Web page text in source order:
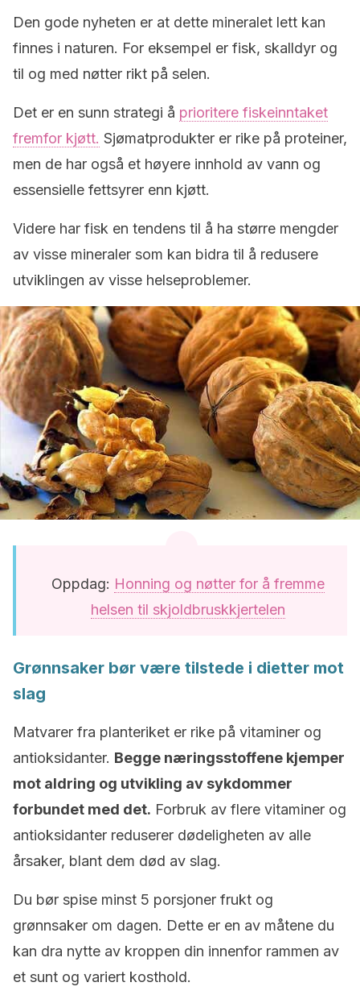
Den gode nyheten er at dette mineralet lett kan
finnes i naturen. For eksempel er fisk, skalldyr og
til og med nøtter rikt på selen.
Det er en sunn strategi å prioritere fiskeinntaket
fremfor kjøtt. Sjømatprodukter er rike på proteiner,
men de har også et høyere innhold av vann og
essensielle fettsyrer enn kjøtt.
Videre har fisk en tendens til å ha større mengder
av visse mineraler som kan bidra til å redusere
utviklingen av visse helseproblemer.
Oppdag: Honning og nøtter for å fremme
helsen til skjoldbruskkjertelen
Grønnsaker bør være tilstede i dietter mot
slag
Matvarer fra planteriket er rike på vitaminer og
antioksidanter. Begge næringsstoffene kjemper
mot aldring og utvikling av sykdommer
forbundet med det. Forbruk av flere vitaminer og
antioksidanter reduserer dødeligheten av alle
årsaker, blant dem død av slag.
Du bør spise minst 5 porsjoner frukt og
grønnsaker om dagen. Dette er en av måtene du
kan dra nytte av kroppen din innenfor rammen av
et sunt og variert kosthold.